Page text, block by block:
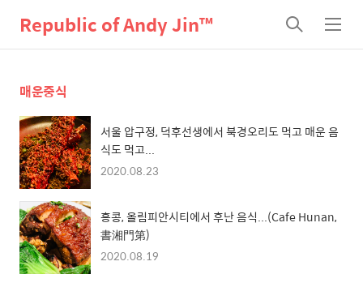
Republic of Andy Jin™
검
색
메
뉴
매운중식
서울 압구정, 덕후선생에서 북경오리도 먹고 매운 음
식도 먹고...
2020.08.23
홍콩, 올림피안시티에서 후난 음식...(Cafe Hunan,
書湘門第)
2020.08.19